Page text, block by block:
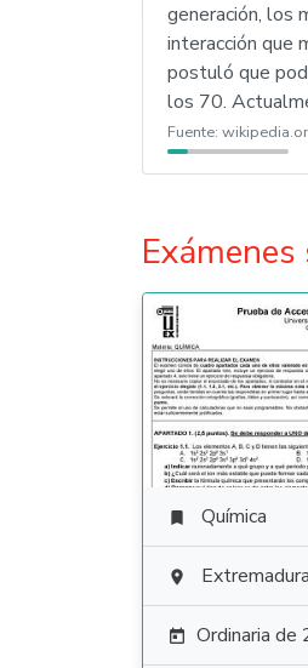
generación, los
interacción que
postuló que
los 70.
Fuente:
 Química
 Extremadura
 Ordinaria de